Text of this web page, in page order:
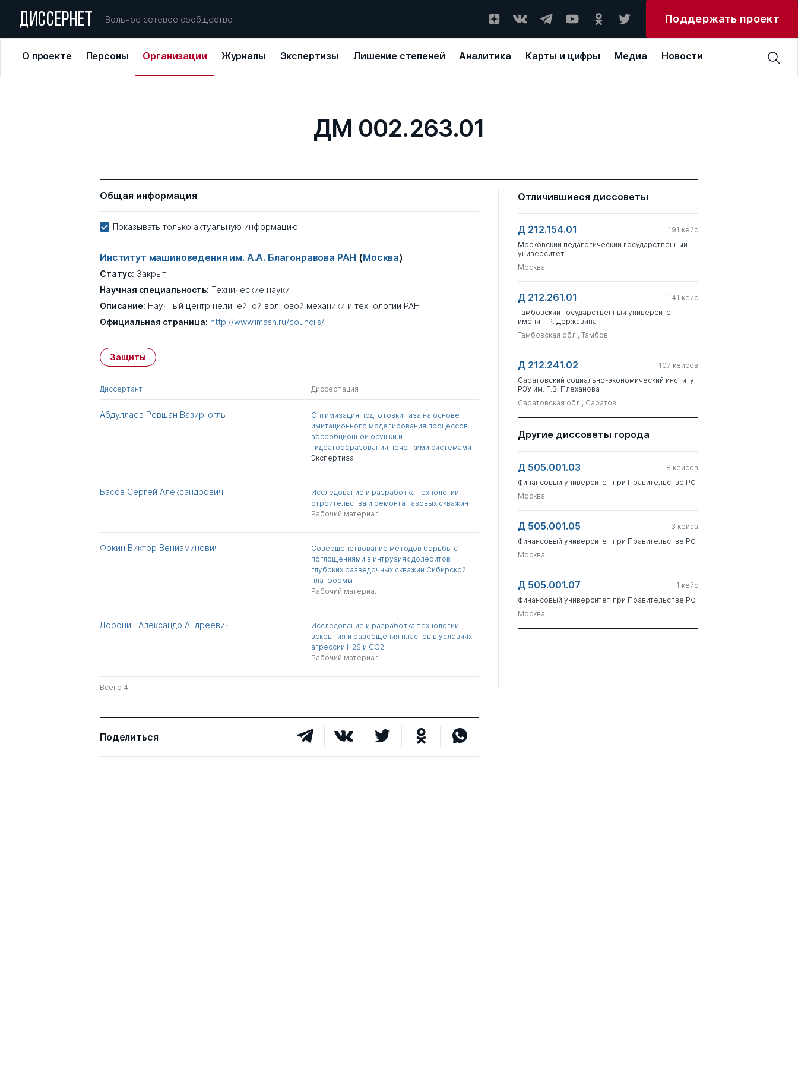
ДИССЕРНЕТ Вольное сетевое сообщество Поддержать проект
О проекте Персоны Организации Журналы Экспертизы Лишение степеней Аналитика Карты и цифры Медиа Новости
ДМ 002.263.01
Общая информация
Показывать только актуальную информацию
Институт машиноведения им. A.A. Благонравова РАН (Москва)
Статус: Закрыт
Научная специальность: Технические науки
Описание: Научный центр нелинейной волновой механики и технологии РАН
Официальная страница: http://www.imash.ru/councils/
Защиты
Диссертант Диссертация
Абдуллаев Ровшан Вазир-оглы
Оптимизация подготовки газа на основе
имитационного моделирования процессов
абсорбционной осушки и
гидратообразования нечеткими системами
Экспертиза
Басов Сергей Александрович
Исследование и разработка технологий
строительства и ремонта газовых скважин
Рабочий материал
Фокин Виктор Вениаминович
Совершенствование методов борьбы с
поглощениями в интрузиях долеритов
глубоких разведочных скважин Сибирской
платформы
Рабочий материал
Доронин Александр Андреевич
Исследование и разработка технологий
вскрытия и разобщения пластов в условиях
агрессии H2S и CO2
Рабочий материал
Всего 4
Поделиться
Отличившиеся диссоветы
Д 212.154.01 191 кейс
Московский педагогический государственный
университет
Москва
Д 212.261.01 141 кейс
Тамбовский государственный университет
имени Г.Р. Державина
Тамбовская обл., Тамбов
Д 212.241.02 107 кейсов
Саратовский социально-экономический институт
РЭУ им. Г.В. Плеханова
Саратовская обл., Саратов
Другие диссоветы города
Д 505.001.03 8 кейсов
Финансовый университет при Правительстве РФ
Москва
Д 505.001.05 3 кейса
Финансовый университет при Правительстве РФ
Москва
Д 505.001.07 1 кейс
Финансовый университет при Правительстве РФ
Москва